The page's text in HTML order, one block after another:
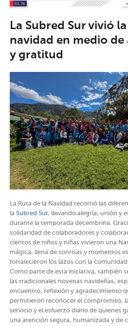
La Subred Sur vivió la
navidad en medio de
y gratitud
La Ruta de la Navidad recorrió las
la Subred Sur, llevando alegría, unión y
durante la temporada decembrina.
solidaridad de colaboradores y
cientos de niños y niñas vivieron una
mágica, llena de sonrisas y momentos
fortalecieron los lazos con la
Como parte de esta iniciativa, también
las tradicionales novenas navideñas,
encuentro, reflexión y agradecimiento
permitieron reconocer el compromiso,
servicio y el esfuerzo diario de quienes
una atención segura, humanizada y de